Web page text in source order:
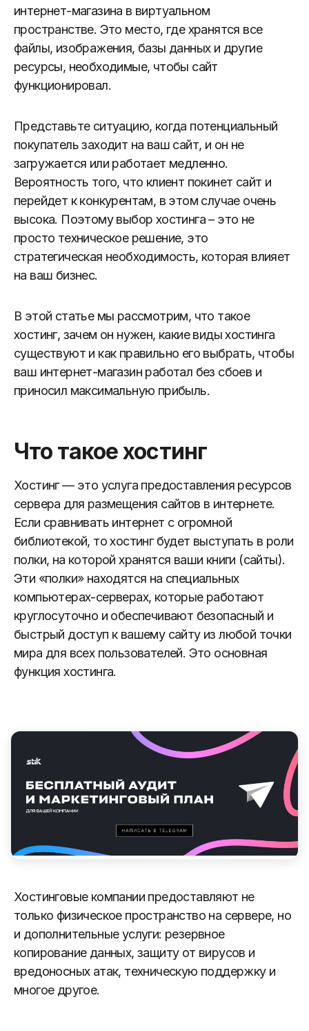
интернет-магазина в виртуальном
пространстве. Это место, где хранятся все
файлы, изображения, базы данных и другие
ресурсы, необходимые, чтобы сайт
функционировал.
Представьте ситуацию, когда потенциальный
покупатель заходит на ваш сайт, и он не
загружается или работает медленно.
Вероятность того, что клиент покинет сайт и
перейдет к конкурентам, в этом случае очень
высока. Поэтому выбор хостинга – это не
просто техническое решение, это
стратегическая необходимость, которая влияет
на ваш бизнес.
В этой статье мы рассмотрим, что такое
хостинг, зачем он нужен, какие виды хостинга
существуют и как правильно его выбрать, чтобы
ваш интернет-магазин работал без сбоев и
приносил максимальную прибыль.
Что такое хостинг
Хостинг — это услуга предоставления ресурсов
сервера для размещения сайтов в интернете.
Если сравнивать интернет с огромной
библиотекой, то хостинг будет выступать в роли
полки, на которой хранятся ваши книги (сайты).
Эти «полки» находятся на специальных
компьютерах-серверах, которые работают
круглосуточно и обеспечивают безопасный и
быстрый доступ к вашему сайту из любой точки
мира для всех пользователей. Это основная
функция хостинга.
Хостинговые компании предоставляют не
только физическое пространство на сервере, но
и дополнительные услуги: резервное
копирование данных, защиту от вирусов и
вредоносных атак, техническую поддержку и
многое другое.